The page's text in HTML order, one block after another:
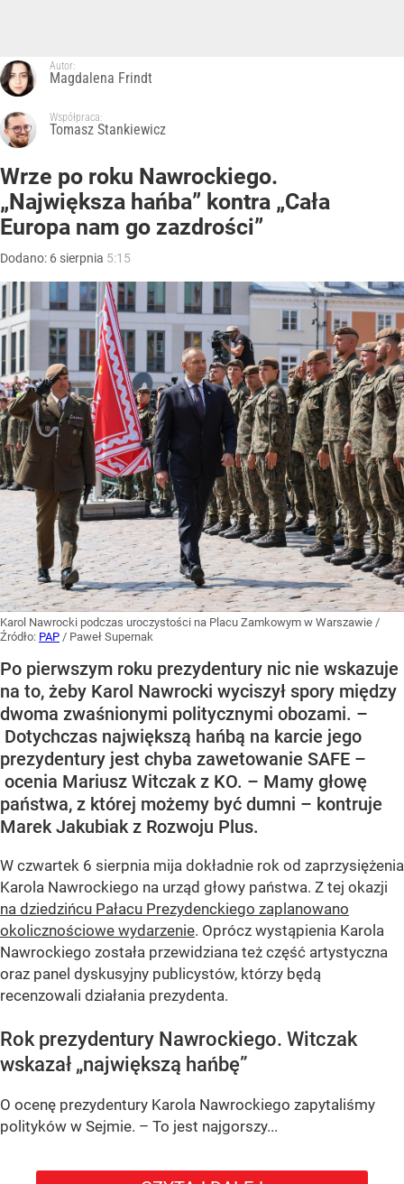
Autor:
Magdalena Frindt
Współpraca:
Tomasz Stankiewicz
Wrze po roku Nawrockiego.
„Największa hańba” kontra „Cała
Europa nam go zazdrości”
Dodano: 6 sierpnia 5:15
Karol Nawrocki podczas uroczystości na Placu Zamkowym w Warszawie /
Źródło: PAP / Paweł Supernak
Po pierwszym roku prezydentury nic nie wskazuje
na to, żeby Karol Nawrocki wyciszył spory między
dwoma zwaśnionymi politycznymi obozami. –
Dotychczas największą hańbą na karcie jego
prezydentury jest chyba zawetowanie SAFE –
ocenia Mariusz Witczak z KO. – Mamy głowę
państwa, z której możemy być dumni – kontruje
Marek Jakubiak z Rozwoju Plus.
W czwartek 6 sierpnia mija dokładnie rok od zaprzysiężenia
Karola Nawrockiego na urząd głowy państwa. Z tej okazji
na dziedzińcu Pałacu Prezydenckiego zaplanowano
okolicznościowe wydarzenie. Oprócz wystąpienia Karola
Nawrockiego została przewidziana też część artystyczna
oraz panel dyskusyjny publicystów, którzy będą
recenzowali działania prezydenta.
Rok prezydentury Nawrockiego. Witczak
wskazał „największą hańbę”
O ocenę prezydentury Karola Nawrockiego zapytaliśmy
polityków w Sejmie. – To jest najgorszy...